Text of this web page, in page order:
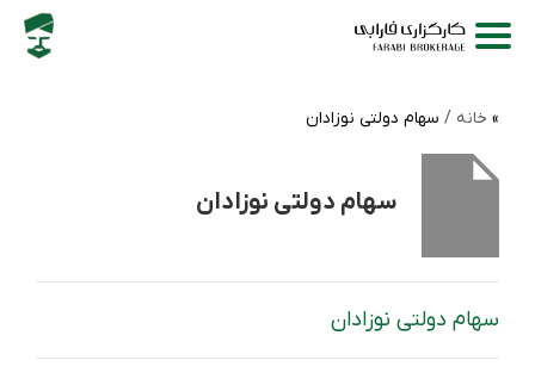
خانه / سهام دولتی نوزادان
سهام دولتی نوزادان
سهام دولتی نوزادان